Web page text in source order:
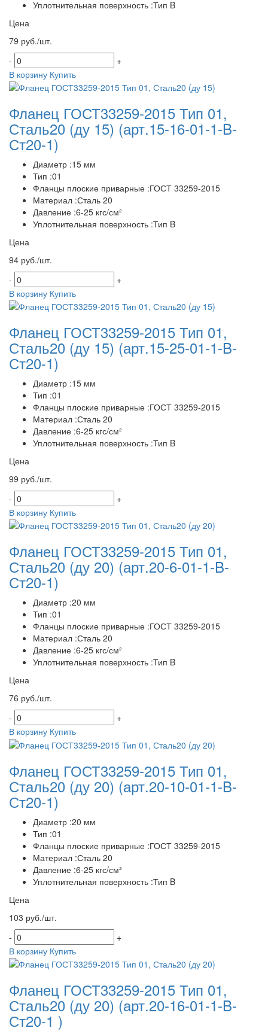
Уплотнительная поверхность :Тип B
Цена
79 руб./шт.
-
+
В корзину Купить
Фланец ГОСТ33259-2015 Тип 01,
Сталь20 (ду 15) (арт.15-16-01-1-B-
Ст20-1)
Диаметр :15 мм
Тип :01
Фланцы плоские приварные :ГОСТ 33259-2015
Материал :Сталь 20
Давление :6-25 кгс/см²
Уплотнительная поверхность :Тип B
Цена
94 руб./шт.
-
+
В корзину Купить
Фланец ГОСТ33259-2015 Тип 01,
Сталь20 (ду 15) (арт.15-25-01-1-B-
Ст20-1)
Диаметр :15 мм
Тип :01
Фланцы плоские приварные :ГОСТ 33259-2015
Материал :Сталь 20
Давление :6-25 кгс/см²
Уплотнительная поверхность :Тип B
Цена
99 руб./шт.
-
+
В корзину Купить
Фланец ГОСТ33259-2015 Тип 01,
Сталь20 (ду 20) (арт.20-6-01-1-B-
Ст20-1)
Диаметр :20 мм
Тип :01
Фланцы плоские приварные :ГОСТ 33259-2015
Материал :Сталь 20
Давление :6-25 кгс/см²
Уплотнительная поверхность :Тип B
Цена
76 руб./шт.
-
+
В корзину Купить
Фланец ГОСТ33259-2015 Тип 01,
Сталь20 (ду 20) (арт.20-10-01-1-B-
Ст20-1)
Диаметр :20 мм
Тип :01
Фланцы плоские приварные :ГОСТ 33259-2015
Материал :Сталь 20
Давление :6-25 кгс/см²
Уплотнительная поверхность :Тип B
Цена
103 руб./шт.
-
+
В корзину Купить
Фланец ГОСТ33259-2015 Тип 01,
Сталь20 (ду 20) (арт.20-16-01-1-B-
Ст20-1 )